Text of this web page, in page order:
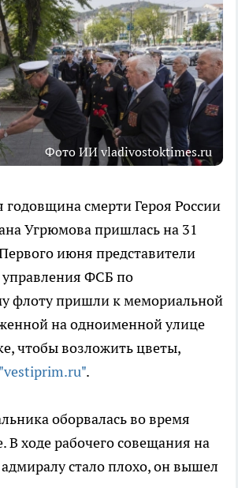
Фото ИИ vladivostoktimes.ru
годовщина смерти Героя России
Угрюмова пришлась на 31
июня представители
управления ФСБ по
флоту пришли к мемориальной
на одноименной улице
чтобы возложить цветы,
"vestiprim.ru".
оборвалась во время
В ходе рабочего совещания на
стало плохо, он вышел